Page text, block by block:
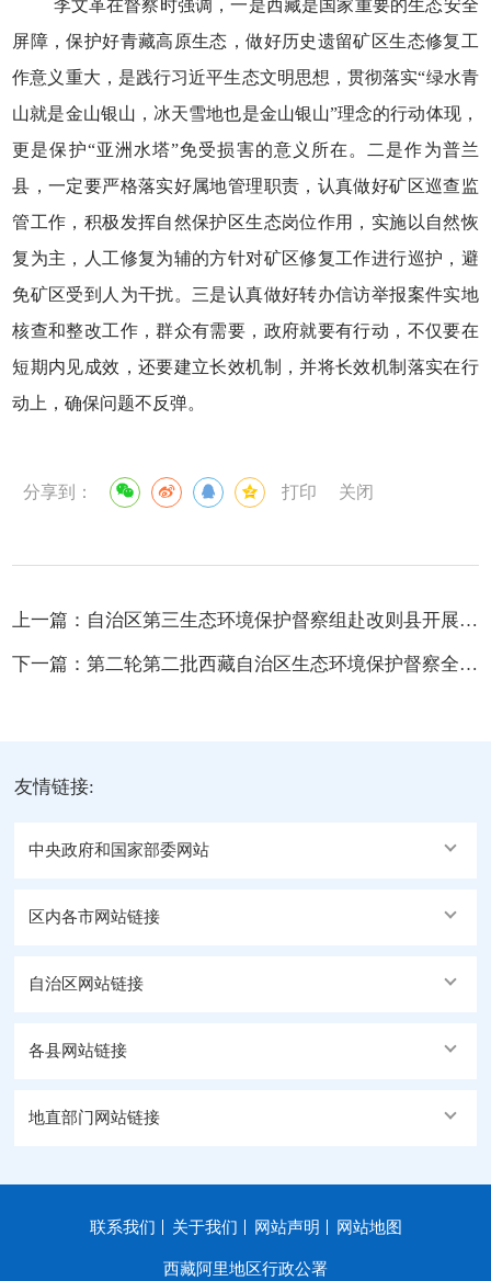
李文革在督察时强调，一是西藏是国家重要的生态安全
屏障，保护好青藏高原生态，做好历史遗留矿区生态修复工
作意义重大，是践行习近平生态文明思想，贯彻落实“绿水青
山就是金山银山，冰天雪地也是金山银山”理念的行动体现，
更是保护“亚洲水塔”免受损害的意义所在。二是作为普兰
县，一定要严格落实好属地管理职责，认真做好矿区巡查监
管工作，积极发挥自然保护区生态岗位作用，实施以自然恢
复为主，人工修复为辅的方针对矿区修复工作进行巡护，避
免矿区受到人为干扰。三是认真做好转办信访举报案件实地
核查和整改工作，群众有需要，政府就要有行动，不仅要在
短期内见成效，还要建立长效机制，并将长效机制落实在行
动上，确保问题不反弹。
分享到： 打印 关闭
上一篇： 自治区第三生态环境保护督察组赴改则县开展生态环境保护督察工作
下一篇： 第二轮第二批西藏自治区生态环境保护督察全部实现进驻
友情链接:
中央政府和国家部委网站
区内各市网站链接
自治区网站链接
各县网站链接
地直部门网站链接
联系我们 关于我们 网站声明 网站地图
西藏阿里地区行政公署